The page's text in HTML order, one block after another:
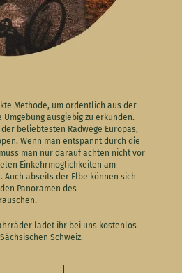
Methode, um ordentlich aus der
Umgebung ausgiebig zu erkunden.
beliebtesten Radwege Europas,
Wenn man entspannt durch die
man nur darauf achten nicht vor
Einkehrmöglichkeiten am
Auch abseits der Elbe können sich
Panoramen des
ladet ihr bei uns kostenlos
Schweiz.